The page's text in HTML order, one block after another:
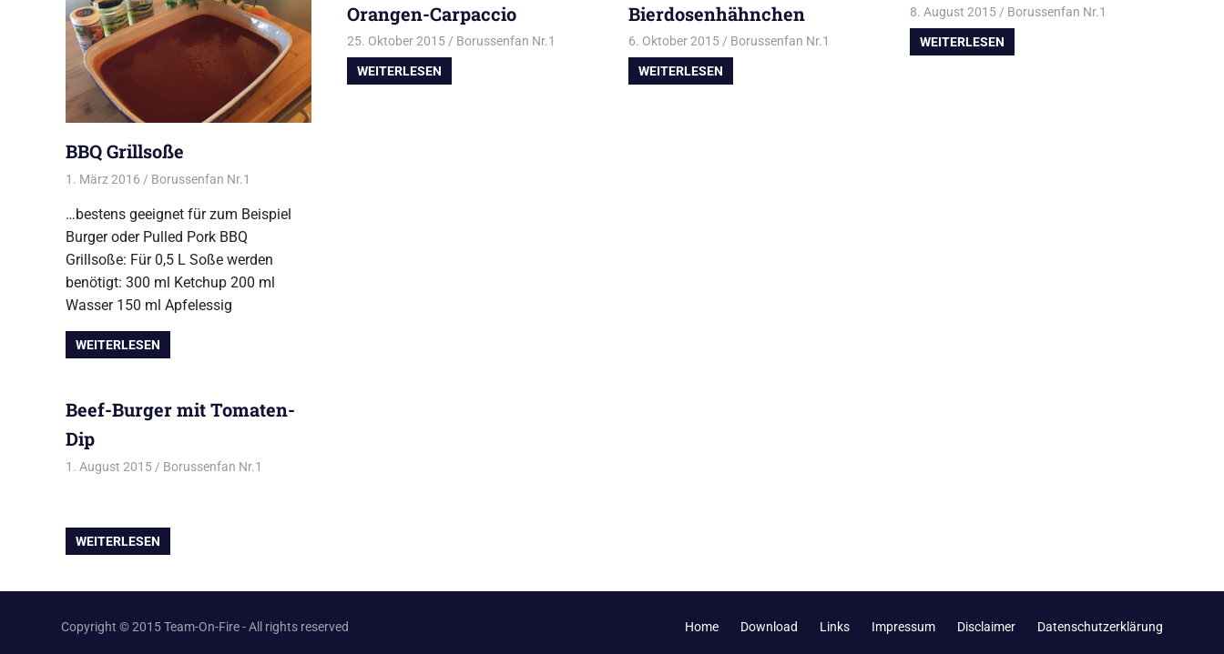
BBQ Grillsoße
1. März 2016 Borussenfan Nr.1
…bestens geeignet für zum Beispiel
Burger oder Pulled Pork BBQ
Grillsoße: Für 0,5 L Soße werden
benötigt: 300 ml Ketchup 200 ml
Wasser 150 ml Apfelessig
WEITERLESEN
Orangen-Carpaccio
25. Oktober 2015 Borussenfan Nr.1 Alles rund ums Grillen,Fisch vom Grill
WEITERLESEN
Bierdosenhähnchen
6. Oktober 2015 Borussenfan Nr.1 Alles rund ums Grillen,Huhn vom Grill
WEITERLESEN
8. August 2015 Borussenfan Nr.1
WEITERLESEN
Beef-Burger mit Tomaten-
Dip
1. August 2015 Borussenfan Nr.1
WEITERLESEN
Copyright © 2015 Team-On-Fire - All rights reserved Home Download Links Impressum Disclaimer Datenschutzerklärung